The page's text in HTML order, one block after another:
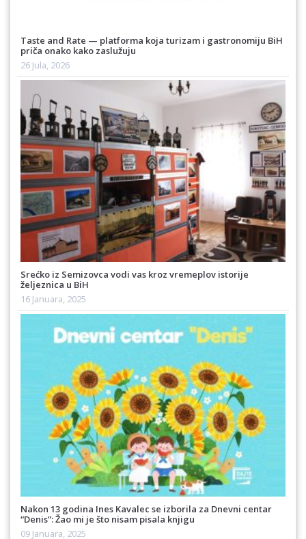
Taste and Rate — platforma koja turizam i gastronomiju BiH
priča onako kako zaslužuju
26 Jula, 2026
Srećko iz Semizovca vodi vas kroz vremeplov istorije
željeznica u BiH
16 Januara, 2025
Nakon 13 godina Ines Kavalec se izborila za Dnevni centar
“Denis”: Žao mi je što nisam pisala knjigu
09 Januara, 2025